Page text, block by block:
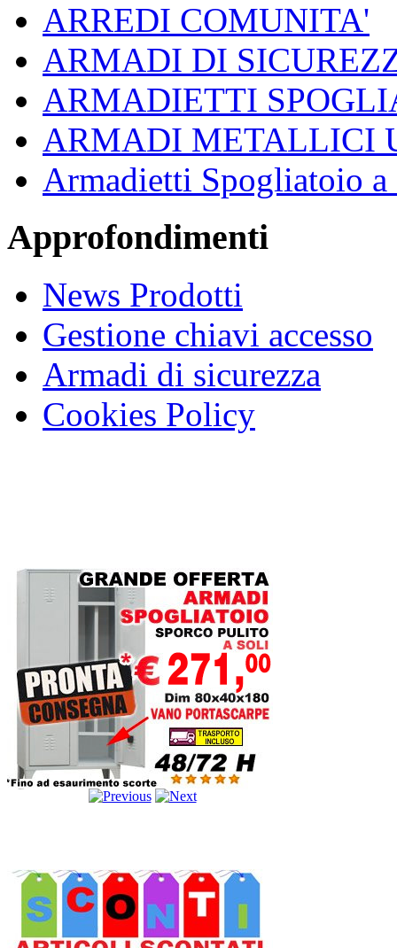
ARREDI COMUNITA'
ARMADI DI
ARMADIETTI
ARMADI METALLICI
Armadietti Spogliatoio a
Approfondimenti
News Prodotti
Gestione chiavi accesso
Armadi di sicurezza
Cookies Policy